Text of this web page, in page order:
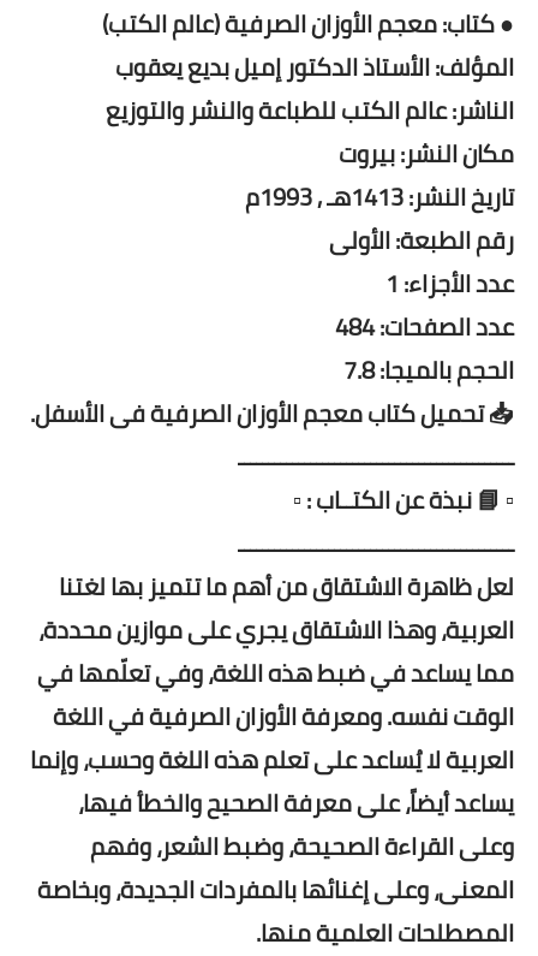
● كتاب: معجم الأوزان الصرفية (عالم الكتب)
المؤلف: الأستاذ الدكتور إميل بديع يعقوب
الناشر: عالم الكتب للطباعة والنشر والتوزيع
مكان النشر: بيروت
تاريخ النشر: 1413هـ , 1993م
رقم الطبعة: الأولى
عدد الأجزاء: 1
عدد الصفحات: 484
الحجم بالميجا: 7.8
📥 تحميل كتاب معجم الأوزان الصرفية فى الأسفل.
ــــــــــــــــــــــــــــــــــــــــــــــ
▫️ 📘 نبذة عن الكتــاب : ▫️
ــــــــــــــــــــــــــــــــــــــــــــــ
لعل ظاهرة الاشتقاق من أهم ما تتميز بها لغتنا
العربية، وهذا الاشتقاق يجري على موازين محددة،
مما يساعد في ضبط هذه اللغة، وفي تعلّمها في
الوقت نفسه. ومعرفة الأوزان الصرفية في اللغة
العربية لا يُساعد على تعلم هذه اللغة وحسب، وإنما
يساعد أيضاً، على معرفة الصحيح والخطأ فيها،
وعلى القراءة الصحيحة، وضبط الشعر، وفهم
المعنى، وعلى إغنائها بالمفردات الجديدة، وبخاصة
المصطلحات العلمية منها.